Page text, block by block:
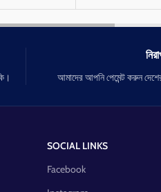
আমাদের আপনি পেমেন্ট করুন
SOCIAL LINKS
Facebook